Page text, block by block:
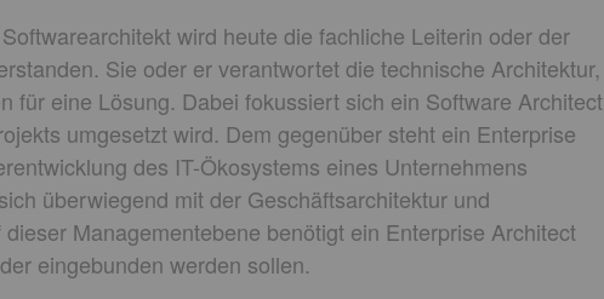
wird heute die fachliche Leiterin oder der
Sie oder er verantwortet die technische Architektur,
für eine Lösung. Dabei fokussiert sich ein Software Architect
umgesetzt wird. Dem gegenüber steht ein Enterprise
des IT-Ökosystems eines Unternehmens
überwiegend mit der Geschäftsarchitektur und
Managementebene benötigt ein Enterprise Architect
eingebunden werden sollen.